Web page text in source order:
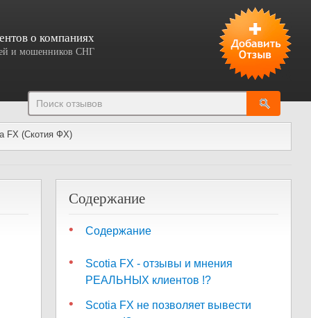
о компаниях
и мошенников СНГ
FX (Скотия ФХ)
Содержание
Содержание
Scotia FX - отзывы и мнения
РЕАЛЬНЫХ клиентов !?
Scotia FX не позволяет вывести